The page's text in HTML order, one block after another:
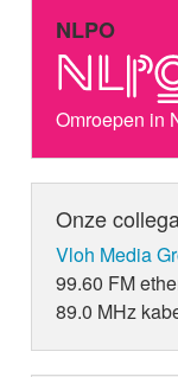
NLPO
Omroepen in
Onze
Vloh Media
99.60 FM
89.0 MHz